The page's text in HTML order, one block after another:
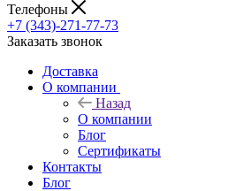
Телефоны
+7 (343)-271-77-73
Заказать звонок
Доставка
О компании
Назад
О компании
Блог
Сертификаты
Контакты
Блог